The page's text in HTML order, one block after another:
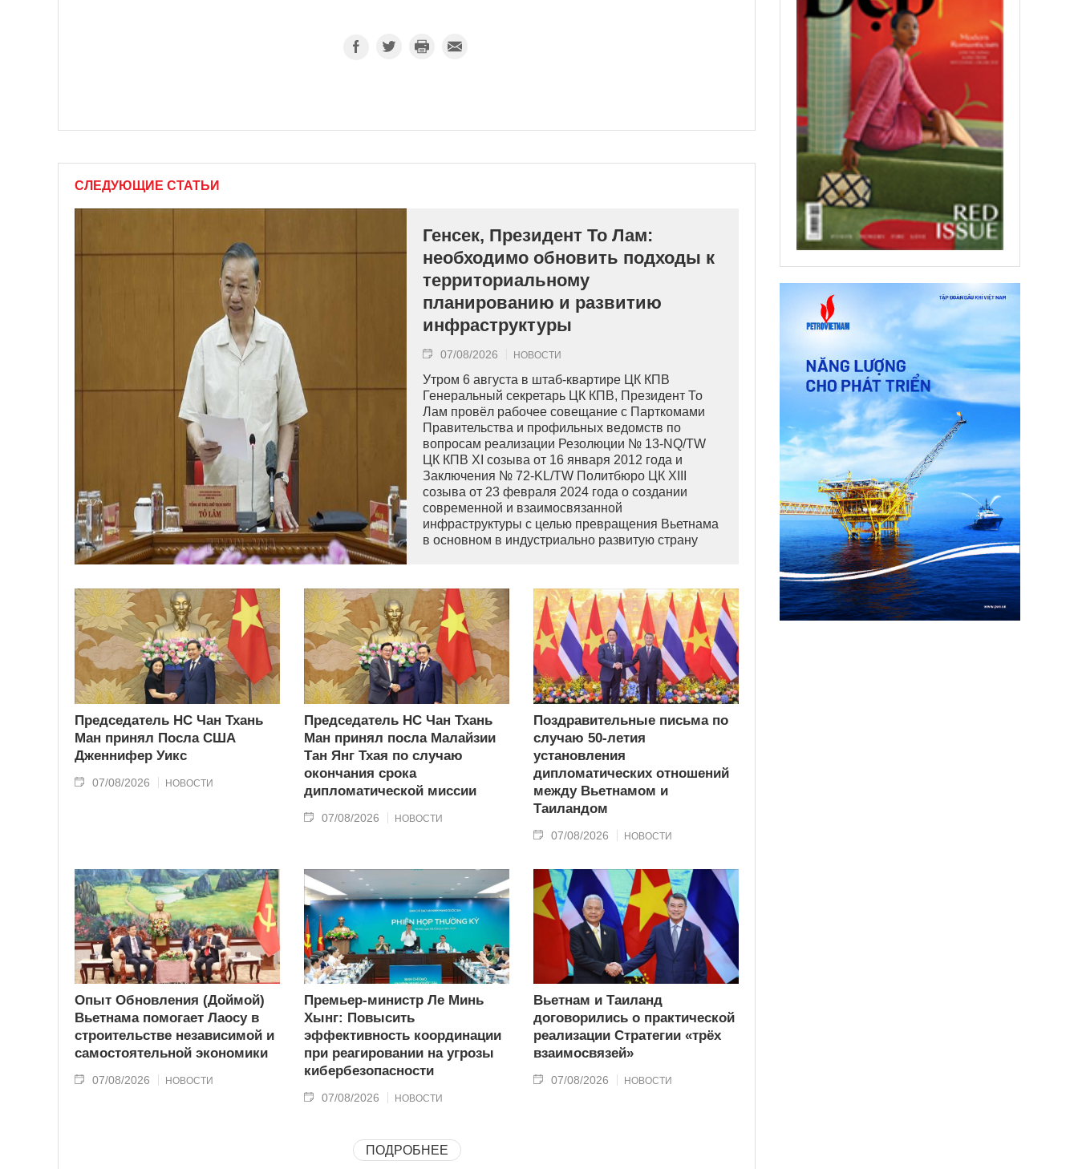
СЛЕДУЮЩИЕ СТАТЬИ
Генсек, Президент То Лам:
необходимо обновить подходы к
территориальному
планированию и развитию
инфраструктуры
07/08/2026 НОВОСТИ
Утром 6 августа в штаб-квартире ЦК КПВ
Генеральный секретарь ЦК КПВ, Президент То
Лам провёл рабочее совещание с Парткомами
Правительства и профильных ведомств по
вопросам реализации Резолюции № 13-NQ/TW
ЦК КПВ XI созыва от 16 января 2012 года и
Заключения № 72-KL/TW Политбюро ЦК XIII
созыва от 23 февраля 2024 года о создании
современной и взаимосвязанной
инфраструктуры с целью превращения Вьетнама
в основном в индустриально развитую страну
Председатель НС Чан Тхань
Ман принял Посла США
Дженнифер Уикс
07/08/2026 НОВОСТИ
Председатель НС Чан Тхань
Ман принял посла Малайзии
Тан Янг Тхая по случаю
окончания срока
дипломатической миссии
07/08/2026 НОВОСТИ
Поздравительные письма по
случаю 50-летия
установления
дипломатических отношений
между Вьетнамом и
Таиландом
07/08/2026 НОВОСТИ
Опыт Обновления (Доймой)
Вьетнама помогает Лаосу в
строительстве независимой и
самостоятельной экономики
07/08/2026 НОВОСТИ
Премьер-министр Ле Минь
Хынг: Повысить
эффективность координации
при реагировании на угрозы
кибербезопасности
07/08/2026 НОВОСТИ
Вьетнам и Таиланд
договорились о практической
реализации Стратегии «трёх
взаимосвязей»
07/08/2026 НОВОСТИ
ПОДРОБНЕЕ